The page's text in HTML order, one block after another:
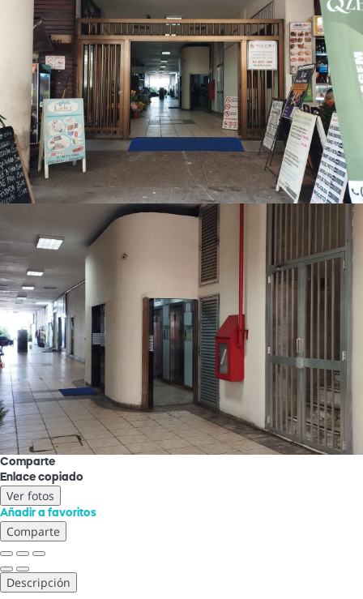
Comparte
Enlace copiado
Ver fotos
Añadir a favoritos
Comparte
Descripción